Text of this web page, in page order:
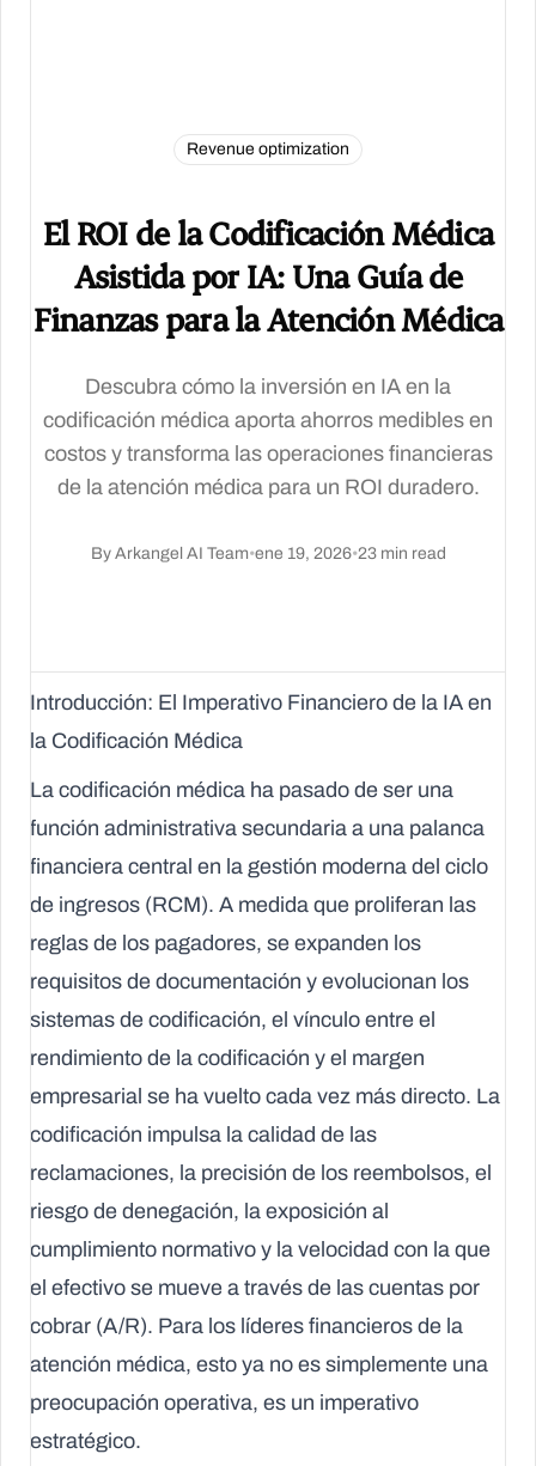
Revenue optimization
El ROI de la Codificación Médica
Asistida por IA: Una Guía de
Finanzas para la Atención Médica
Descubra cómo la inversión en IA en la
codificación médica aporta ahorros medibles en
costos y transforma las operaciones financieras
de la atención médica para un ROI duradero.
By Arkangel AI Team•ene 19, 2026•23 min read
Introducción: El Imperativo Financiero de la IA en
la Codificación Médica
La codificación médica ha pasado de ser una
función administrativa secundaria a una palanca
financiera central en la gestión moderna del ciclo
de ingresos (RCM). A medida que proliferan las
reglas de los pagadores, se expanden los
requisitos de documentación y evolucionan los
sistemas de codificación, el vínculo entre el
rendimiento de la codificación y el margen
empresarial se ha vuelto cada vez más directo. La
codificación impulsa la calidad de las
reclamaciones, la precisión de los reembolsos, el
riesgo de denegación, la exposición al
cumplimiento normativo y la velocidad con la que
el efectivo se mueve a través de las cuentas por
cobrar (A/R). Para los líderes financieros de la
atención médica, esto ya no es simplemente una
preocupación operativa, es un imperativo
estratégico.